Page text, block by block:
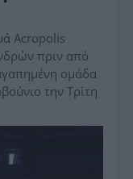
Acropolis
πριν από
ομάδα
την Τρίτη